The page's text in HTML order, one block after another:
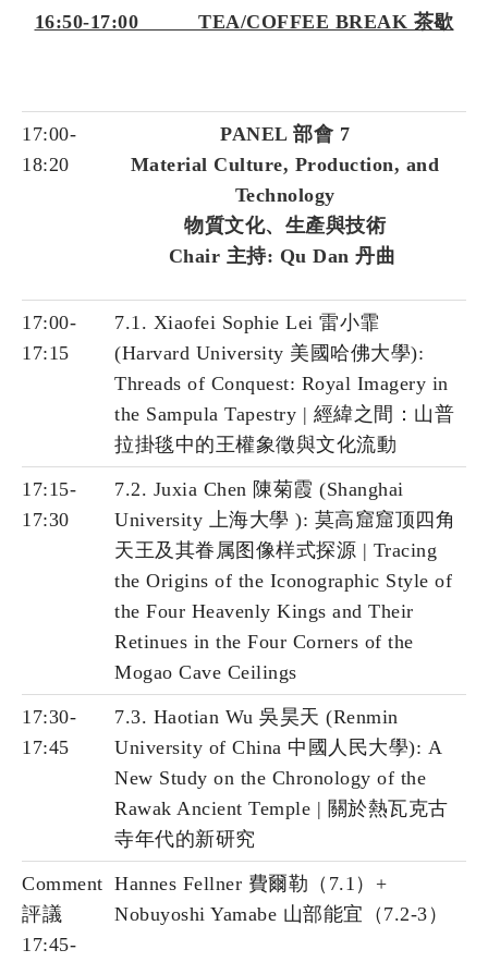
16:50-17:00 TEA/COFFEE BREAK 茶歇
17:00-
18:20
PANEL 部會 7
Material Culture, Production, and
Technology
物質文化、生產與技術
Chair 主持: Qu Dan 丹曲
17:00-
17:15
7.1. Xiaofei Sophie Lei 雷小霏
(Harvard University 美國哈佛大學):
Threads of Conquest: Royal Imagery in
the Sampula Tapestry | 經緯之間：山普
拉掛毯中的王權象徵與文化流動
17:15-
17:30
7.2. Juxia Chen 陳菊霞 (Shanghai
University 上海大學 ): 莫高窟窟顶四角
天王及其眷属图像样式探源 | Tracing
the Origins of the Iconographic Style of
the Four Heavenly Kings and Their
Retinues in the Four Corners of the
Mogao Cave Ceilings
17:30-
17:45
7.3. Haotian Wu 吳昊天 (Renmin
University of China 中國人民大學): A
New Study on the Chronology of the
Rawak Ancient Temple | 關於熱瓦克古
寺年代的新研究
Comment
評議
17:45-
Hannes Fellner 費爾勒（7.1）+
Nobuyoshi Yamabe 山部能宜（7.2-3）